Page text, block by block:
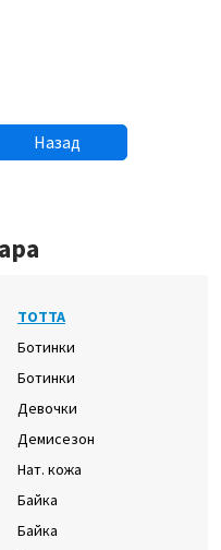
Назад
ТОТТА
Ботинки
Ботинки
Девочки
Демисезон
Нат. кожа
Байка
Байка